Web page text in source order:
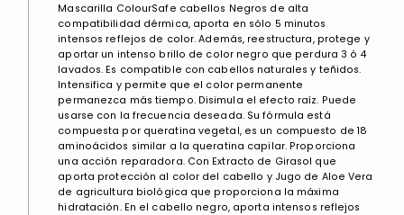
Mascarilla ColourSafe cabellos Negros de alta
compatibilidad dérmica, aporta en sólo 5 minutos
intensos reflejos de color. Además, reestructura, protege y
aportar un intenso brillo de color negro que perdura 3 ó 4
lavados. Es compatible con cabellos naturales y teñidos.
Intensifica y permite que el color permanente
permanezca más tiempo. Disimula el efecto raíz. Puede
usarse con la frecuencia deseada. Su fórmula está
compuesta por queratina vegetal, es un compuesto de 18
aminoácidos similar a la queratina capilar. Proporciona
una acción reparadora. Con Extracto de Girasol que
aporta protección al color del cabello y Jugo de Aloe Vera
de agricultura biológica que proporciona la máxima
hidratación. En el cabello negro, aporta intensos reflejos